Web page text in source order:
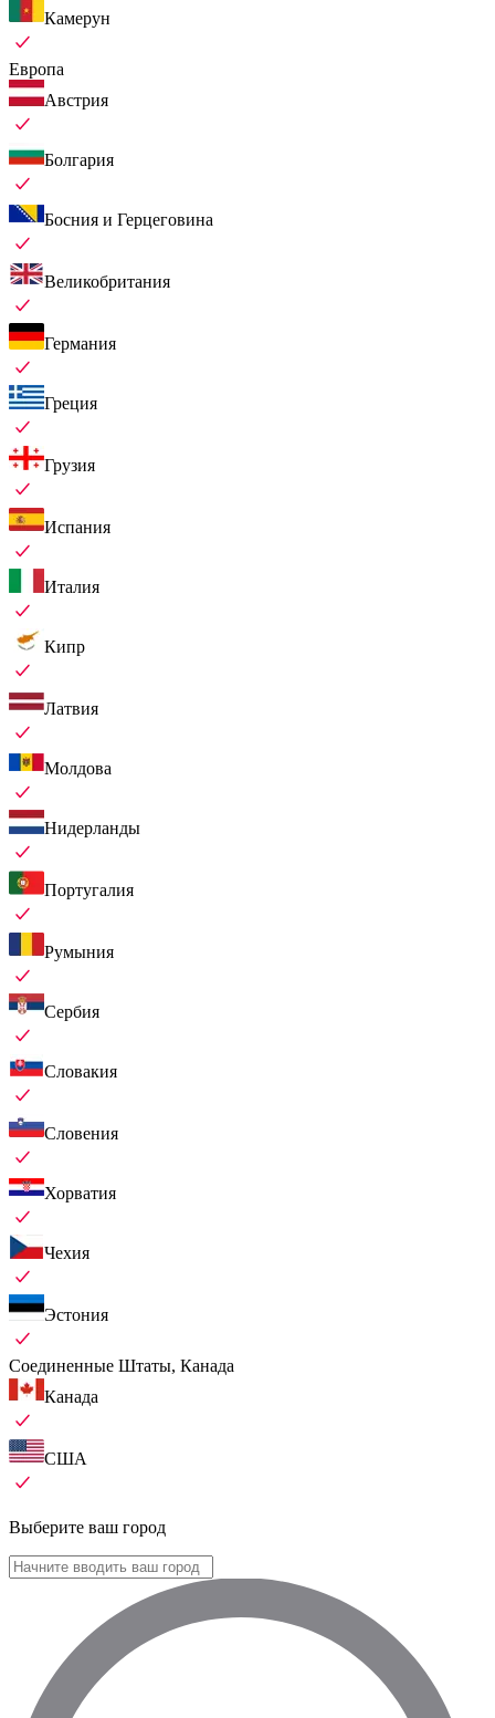
Камерун
Европа
Австрия
Болгария
Босния и Герцеговина
Великобритания
Германия
Греция
Грузия
Испания
Италия
Кипр
Латвия
Молдова
Нидерланды
Португалия
Румыния
Сербия
Словакия
Словения
Хорватия
Чехия
Эстония
Соединенные Штаты, Канада
Канада
США
Выберите ваш город